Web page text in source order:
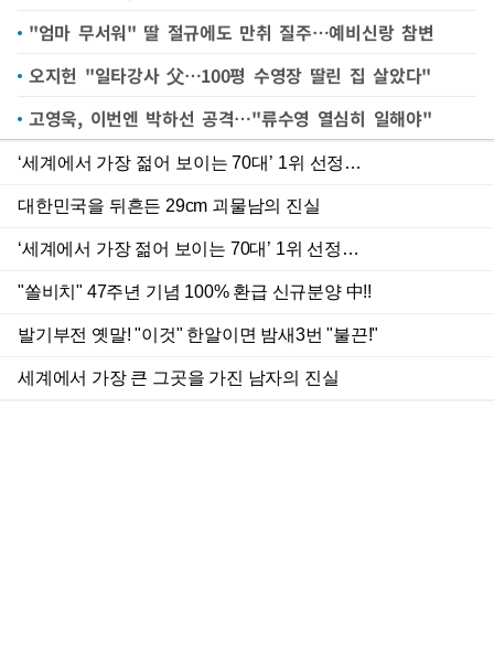
"엄마 무서워" 딸 절규에도 만취 질주…예비신랑 참변
오지헌 "일타강사 父…100평 수영장 딸린 집 살았다"
고영욱, 이번엔 박하선 공격…"류수영 열심히 일해야"